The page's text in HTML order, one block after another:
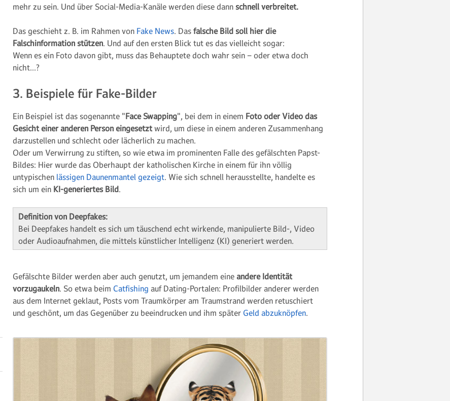
mehr zu sein. Und über Social-Media-Kanäle werden diese dann schnell verbreitet.
Das geschieht z. B. im Rahmen von Fake News. Das falsche Bild soll hier die
Falschinformation stützen. Und auf den ersten Blick tut es das vielleicht sogar:
Wenn es ein Foto davon gibt, muss das Behauptete doch wahr sein – oder etwa doch
nicht…?
3. Beispiele für Fake-Bilder
Ein Beispiel ist das sogenannte "Face Swapping", bei dem in einem Foto oder Video das
Gesicht einer anderen Person eingesetztwird, um diese in einem anderen Zusammenhang
darzustellen und schlecht oder lächerlich zu machen.
Oder um Verwirrung zu stiften, so wie etwa im prominenten Falle des gefälschten Papst-
Bildes: Hier wurde das Oberhaupt der katholischen Kirche in einem für ihn völlig
untypischen lässigen Daunenmantel gezeigt. Wie sich schnell herausstellte, handelte es
sich um ein KI-generiertes Bild.
Definition von Deepfakes:
Bei Deepfakes handelt es sich um täuschend echt wirkende, manipulierte Bild-, Video
oder Audioaufnahmen, die mittels künstlicher Intelligenz (KI) generiert werden.
Gefälschte Bilder werden aber auch genutzt, um jemandem eine andere Identität
vorzugaukeln. So etwa beim Catfishing auf Dating-Portalen: Profilbilder anderer werden
aus dem Internet geklaut, Posts vom Traumkörper am Traumstrand werden retuschiert
und geschönt, um das Gegenüber zu beeindrucken und ihm später Geld abzuknöpfen.